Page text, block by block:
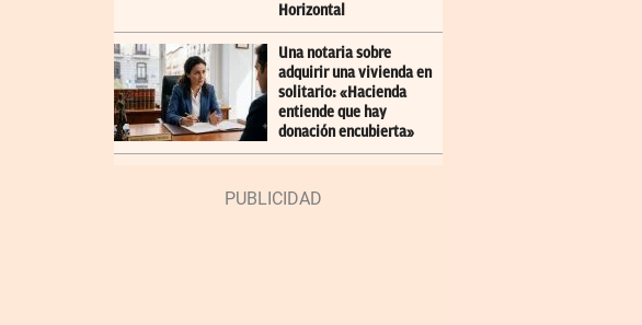
Horizontal
Una notaria sobre
adquirir una vivienda en
solitario: «Hacienda
entiende que hay
donación encubierta»